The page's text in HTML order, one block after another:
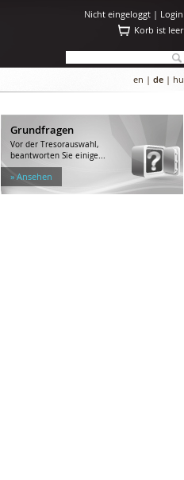
Nicht eingeloggt | Login
Korb ist leer
en | de | hu
Grundfragen
Vor der Tresorauswahl,
beantworten Sie einige...
» Ansehen